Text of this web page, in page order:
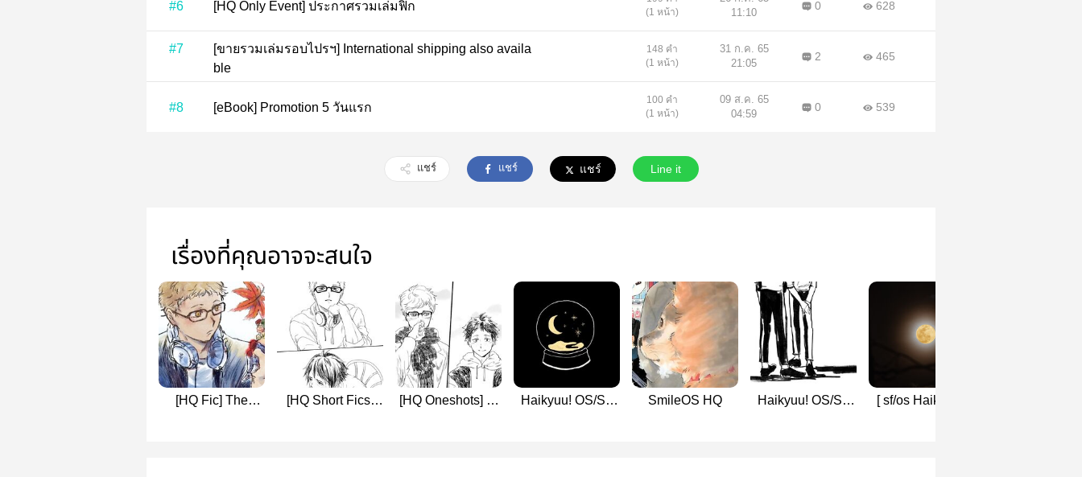
#6 [HQ Only Event] ประกาศรวมเล่มฟิก
(1 หน้า)
11:10
0 628
#7
[ขายรวมเล่มรอบไปรฯ] International shipping also availa
ble
148 คำ
(1 หน้า)
31 ก.ค. 65
21:05
2 465
#8 [eBook] Promotion 5 วันแรก
100 คำ
(1 หน้า)
09 ส.ค. 65
04:59
0 539
แชร์ แชร์ แชร์ Line it
เรื่องที่คุณอาจจะสนใจ
[HQ Fic] The
[HQ Short Fics]
[HQ Oneshots] ณ
Haikyuu! OS/SF
SmileOS HQ
Haikyuu! OS/SF
[ sf/os Haikyuu ]